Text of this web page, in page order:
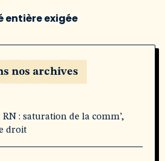
entière exigée
nos archives
: saturation de la comm’,
droit